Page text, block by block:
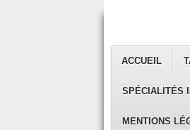
ACCUEIL
SPÉCIALITÉS
MENTIONS